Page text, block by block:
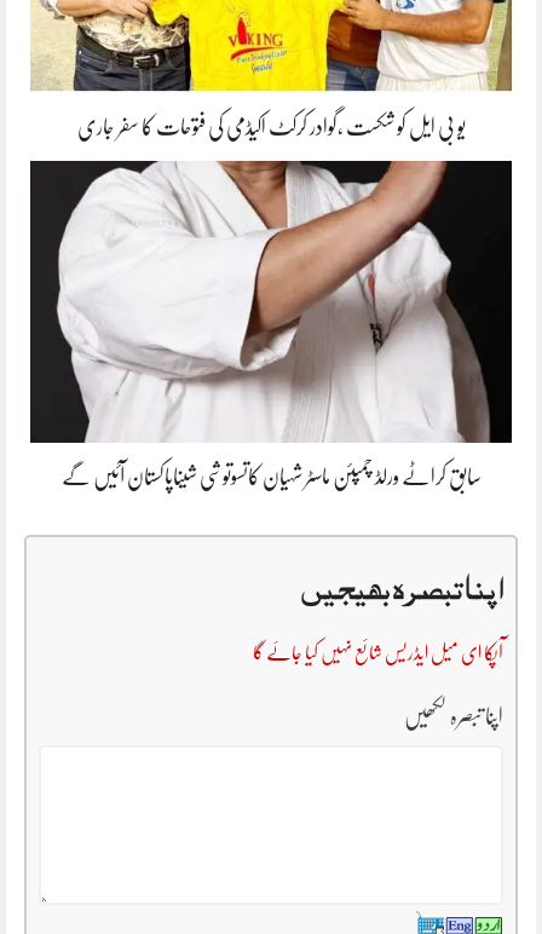
یو بی ایل کو شکست ،گوادر کرکٹ اکیڈمی کی فتوحات کا سفر جاری
سابق کراٹے ورلڈ چمپئن ماسٹر شہیان کاتسوتوشی شیناپاکستان آئیں گے
اپنا تبصرہ بھیجیں
آپکا ای میل ایڈریس شائع نہیں کیا جائے گا
اپنا تبصرہ لکھیں